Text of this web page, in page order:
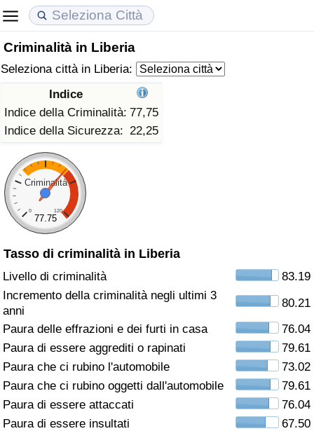
Criminalità in Liberia
Seleziona città in Liberia:
Indice
Indice della Criminalità: 77,75
Indice della Sicurezza: 22,25
Criminalità
0 120
77.75
Tasso di criminalità in Liberia
Livello di criminalità
83.19
Incremento della criminalità negli ultimi 3
anni
80.21
Paura delle effrazioni e dei furti in casa
76.04
Paura di essere aggrediti o rapinati
79.61
Paura che ci rubino l'automobile
73.02
Paura che ci rubino oggetti dall'automobile
79.61
Paura di essere attaccati
76.04
Paura di essere insultati
67.50
Costo della vita
Indice Del Costo Della Vita (corrente)
Indice Del Costo Della Vita
Indice del Costo della Vita per Nazione
ad Aqaba
Prezzi degli immobili
Indice del Prezzo delle Case (Corrente)
Indice del Prezzo delle Case
Indice del Prezzo delle Case per Nazione
Qualità della Vita
Indice della Qualità della Vita
Indice della Qualità della Vita (Corrente)
Indice della qualità della vita per Paese
Criminalità
Indice del Tasso di Criminalità (Corrente)
Indice di criminalità per paese
Indice dell’Assistenza Sanitaria (Corrente)
Indice dell’Assistenza Sanitaria